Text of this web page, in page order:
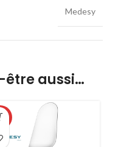
Medesy
être aussi…